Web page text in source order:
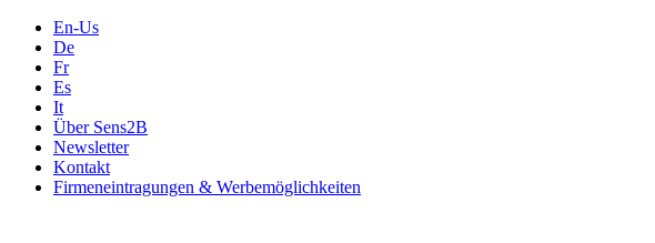
En-Us
De
Fr
Es
It
Über Sens2B
Newsletter
Kontakt
Firmeneintragungen & Werbemöglichkeiten